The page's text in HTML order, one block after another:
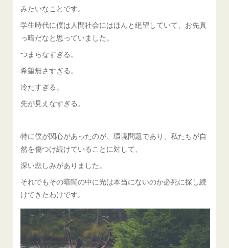
みたいなことです。
学生時代に僕は人間社会にはほんと絶望していて、お先真
っ暗だなと思っていました。
つまらなすぎる。
希望無さすぎる。
冷たすぎる。
先が見えなすぎる。
特に僕が関心があったのが、環境問題であり、私たちが自
然を傷つけ続けていることに対して、
深い悲しみがありました。
それでもその暗闇の中に光は本当にないのか必死に探し続
けてきたわけです。